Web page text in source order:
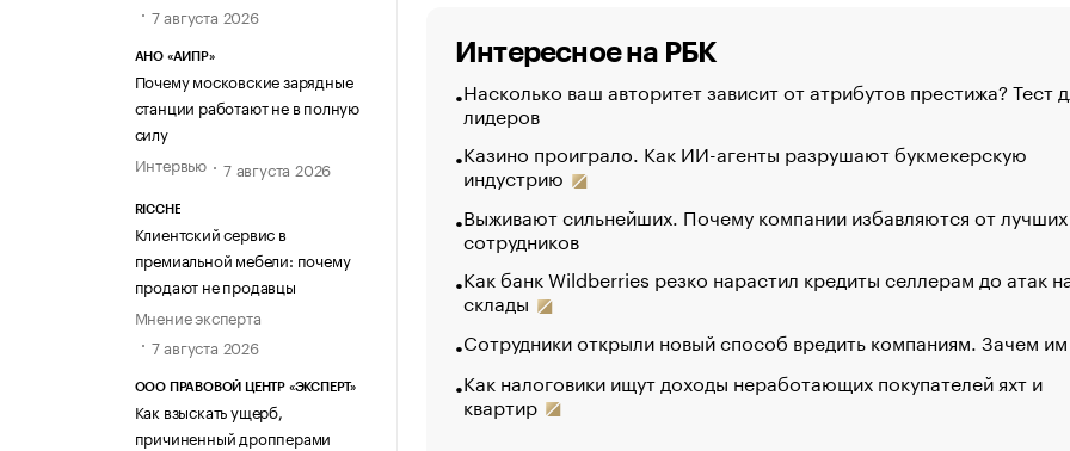
7 августа 2026
АНО «АИПР»
Почему московские зарядные
станции работают не в полную
силу
Интервью
7 августа 2026
RICCHE
Клиентский сервис в
премиальной мебели: почему
продают не продавцы
Мнение эксперта
7 августа 2026
ООО ПРАВОВОЙ ЦЕНТР «ЭКСПЕРТ»
Как взыскать ущерб,
причиненный дропперами
Интересное на РБК
Насколько ваш авторитет зависит от атрибутов престижа? Тест
лидеров
Казино проиграло. Как ИИ-агенты разрушают букмекерскую
индустрию
Выживают сильнейших. Почему компании избавляются от лучших
сотрудников
Как банк Wildberries резко нарастил кредиты селлерам до атак
склады
Сотрудники открыли новый способ вредить компаниям. Зачем
Как налоговики ищут доходы неработающих покупателей яхт и
квартир